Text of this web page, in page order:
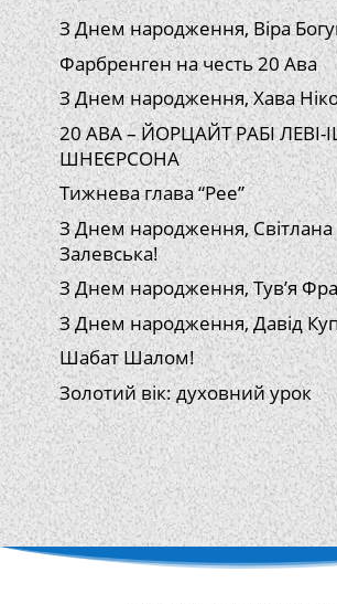
З Днем народження, Віра
Фарбренген на честь 20 Ава
З Днем народження, Хава
20 АВА – ЙОРЦАЙТ РАБІ ЛЕВІ-
ШНЕЄРСОНА
Тижнева глава “Рее”
З Днем народження, Світлана
Залевська!
З Днем народження, Тув’я
З Днем народження, Давід
Шабат Шалом!
Золотий вік: духовний урок